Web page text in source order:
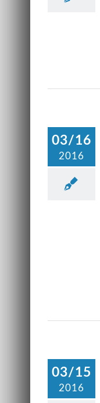
03/16
2016
03/15
2016